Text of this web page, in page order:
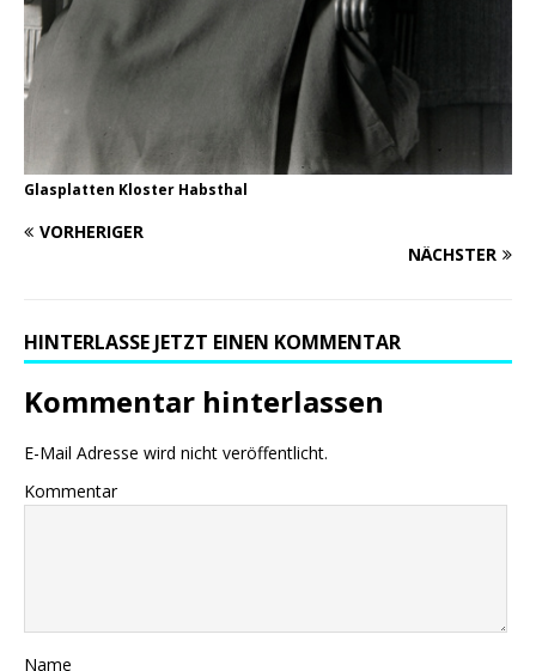
Glasplatten Kloster Habsthal
VORHERIGER
NÄCHSTER
HINTERLASSE JETZT EINEN KOMMENTAR
Kommentar hinterlassen
E-Mail Adresse wird nicht veröffentlicht.
Kommentar
Name